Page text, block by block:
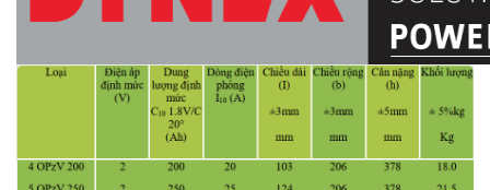
✔️ Lắp đặt, hướng dẫn vận hành bởi đội ngũ kỹ sư
có trình độ chuyên môn cao. Hỗ trợ nhiệt tình về
các sự cố kỹ thuật bởi các chuyên gia nước ngoài.
✔️Giao hàng tận nơi
trên toàn quốc.